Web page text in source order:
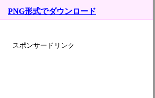
PNG形式でダウンロード
スポンサードリンク